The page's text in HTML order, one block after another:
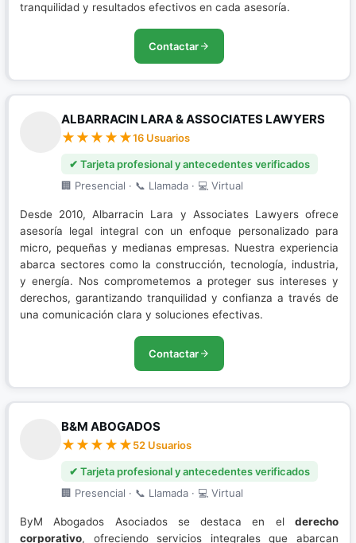
tranquilidad y resultados efectivos en cada asesoría.
Contactar
ALBARRACIN LARA & ASSOCIATES LAWYERS
16 Usuarios
✔ Tarjeta profesional y antecedentes verificados
🏢 Presencial · 📞 Llamada · 💻 Virtual
Desde 2010, Albarracin Lara y Associates Lawyers ofrece
asesoría legal integral con un enfoque personalizado para
micro, pequeñas y medianas empresas. Nuestra experiencia
abarca sectores como la construcción, tecnología, industria,
y energía. Nos comprometemos a proteger sus intereses y
derechos, garantizando tranquilidad y confianza a través de
una comunicación clara y soluciones efectivas.
Contactar
B&M ABOGADOS
52 Usuarios
✔ Tarjeta profesional y antecedentes verificados
🏢 Presencial · 📞 Llamada · 💻 Virtual
ByM Abogados Asociados se destaca en el derecho
corporativo, ofreciendo servicios integrales que abarcan